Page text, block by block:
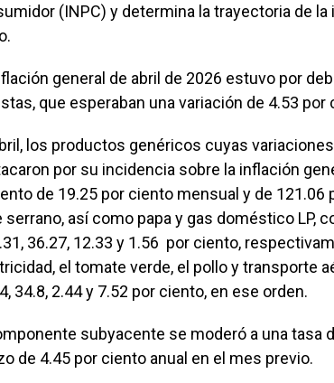
(INPC) y determina la trayectoria de
general de abril de 2026 estuvo por
que esperaban una variación de 4.53 por
los productos genéricos cuyas
por su incidencia sobre la inflación
de 19.25 por ciento mensual y de 121.06
serrano, así como papa y gas doméstico LP,
36.27, 12.33 y 1.56 por ciento,
el tomate verde, el pollo y transporte
34.8, 2.44 y 7.52 por ciento, en ese orden.
subyacente se moderó a una tasa
de 4.45 por ciento anual en el mes previo.